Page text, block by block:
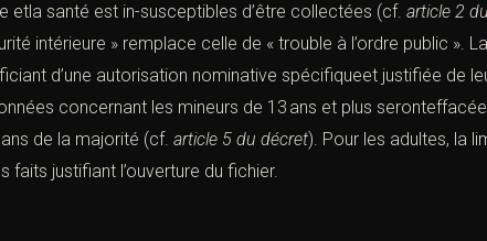
etla santé est in-susceptibles d’être collectées (cf. article 2 du
intérieure » remplace celle de « trouble à l’ordre public ».
d’une autorisation nominative spécifiqueet justifiée de
concernant les mineurs de 13 ans et plus
de la majorité (cf. article 5 du décret). Pour les adultes, la
faits justifiant l’ouverture du fichier.